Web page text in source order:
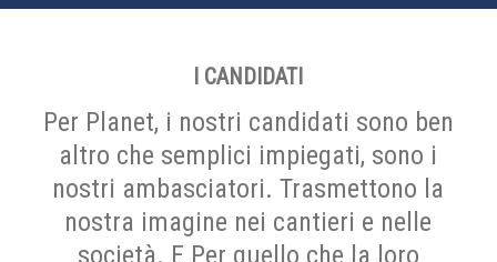
I CANDIDATI
Per Planet, i nostri candidati sono ben
altro che semplici impiegati, sono i
nostri ambasciatori. Trasmettono la
nostra imagine nei cantieri e nelle
società. E Per quello che la loro